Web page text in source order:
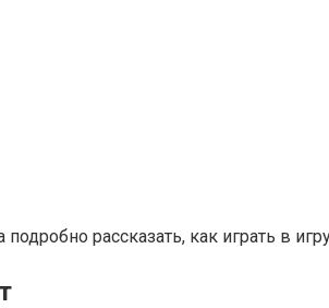
рассказать, как играть в